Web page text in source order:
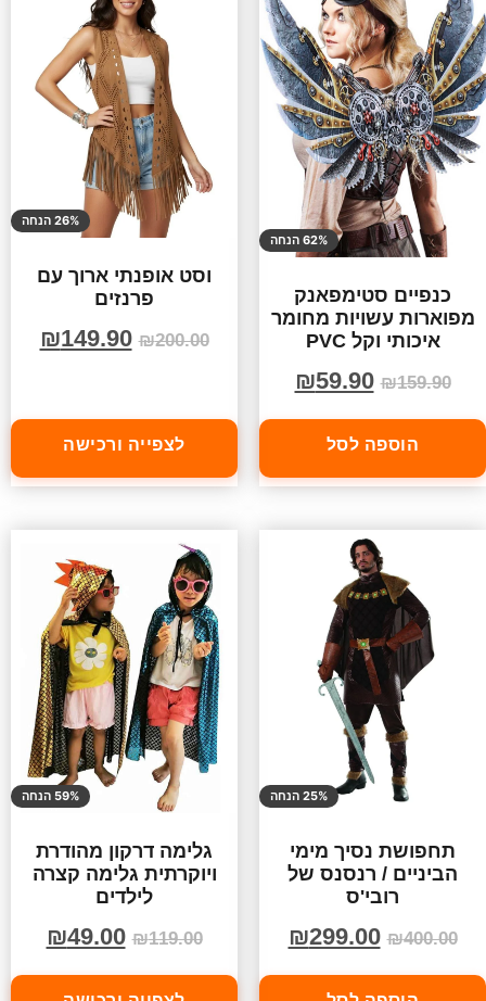
62% הנחה
כנפיים סטימפאנק
מפוארות עשויות מחומר
איכותי וקל PVC
₪159.90
₪59.90
הוספה לסל
26% הנחה
וסט אופנתי ארוך עם
פרנזים
₪200.00
₪149.90
לצפייה ורכישה
25% הנחה
תחפושת נסיך מימי
הביניים / רנסנס של
רובי'ס
₪400.00
₪299.00
59% הנחה
גלימה דרקון מהודרת
ויוקרתית גלימה קצרה
לילדים
₪119.00
₪49.00